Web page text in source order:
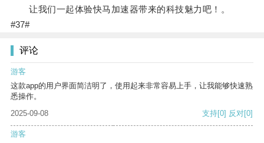
让我们一起体验快马加速器带来的科技魅力吧！。
#37#
评论
游客
这款app的用户界面简洁明了，使用起来非常容易上手，让我能够快速熟
悉操作。
2025-09-08
支持[0] 反对[0]
游客